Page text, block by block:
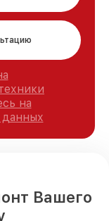
на
данных
Вашего